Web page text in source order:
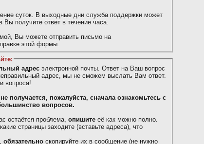
суток. В выходные дни служба поддержки может
получите ответ в течение часа.
Вы можете отправить письмо на
этой формы.
адресэлектронной почты. Ответ на Ваш вопрос
адрес, мы не сможем выслать Вам ответ.
вопроса!
не получается, пожалуйста, сначала ознакомьтесь с
вопросов.
остаётся проблема, опишитееё как можно полно.
страницы заходите (вставьте адреса), что
обязательноскопируйте их в сообщение (не нужно